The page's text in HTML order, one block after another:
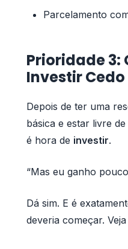
Parcelamento
Prioridade 3:
Investir Cedo
Depois de ter uma
básica e estar livre
é hora de investir.
“Mas eu ganho
Dá sim. E é
deveria começar.